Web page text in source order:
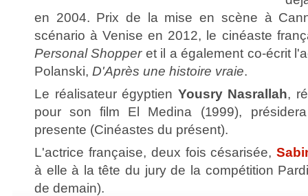
en 2004. Prix de la mise en scène à
scénario à Venise en 2012, le cinéaste
Personal Shopperet il a également co-écrit
Polanski, D'Après une histoire vraie.
Le réalisateur égyptien Yousry Nasrallah,
pour son film El Medina (1999),
presente (Cinéastes du présent).
L'actrice française, deux fois césarisée,
à elle à la tête du jury de la compétition
de demain).